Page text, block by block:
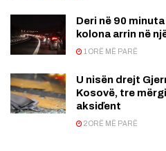
Deri në 90
kolona arrin në
1 ORË MË PARË
U nisën drejt
Kosovë, tre
aksiďent
2 ORË MË PARË